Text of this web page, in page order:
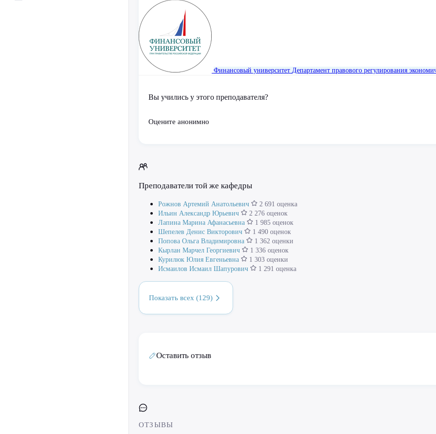
Финансовый университет Департамент правового регулирования
Вы учились у этого преподавателя?
Оцените анонимно
Преподаватели той же кафедры
Рожнов Артемий Анатольевич
2 691 оценка
Ильин Александр Юрьевич
2 276 оценок
Лапина Марина Афанасьевна
1 985 оценок
Шепелев Денис Викторович
1 490 оценок
Попова Ольга Владимировна
1 362 оценки
Кырлан Марчел Георгиевич
1 336 оценок
Курилюк Юлия Евгеньевна
1 303 оценки
Исмаилов Исмаил Шапурович
1 291 оценка
Показать всех (129)
Оставить отзыв
ОТЗЫВЫ